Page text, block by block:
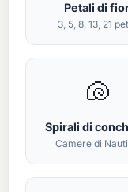
Petali di
3, 5, 8, 13, 21
🐚
Spirali di
Camere di